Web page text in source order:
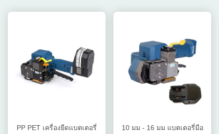
PP PET เครื่องยืดแบตเตอรี่
10 มม - 16 มม แบตเตอรี่มือ